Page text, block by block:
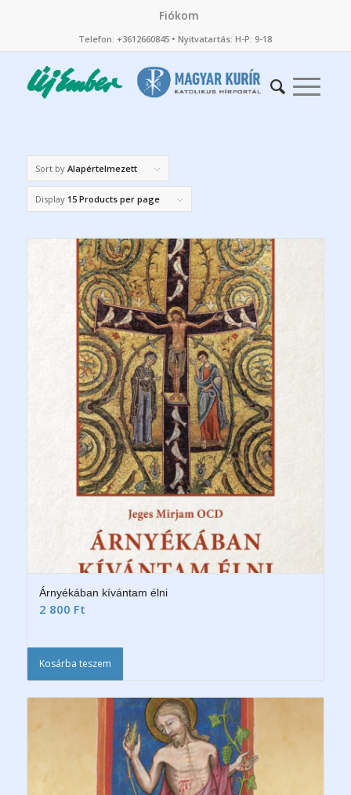
Fiókom
Telefon: +3612660845 • Nyitvatartás: H-P: 9-18
Sort by Alapértelmezett
Display 15 Products per page
Árnyékában kívántam élni
2 800 Ft
Kosárba teszem